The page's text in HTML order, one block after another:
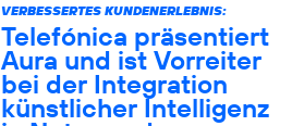
VERBESSERTES KUNDENERLEBNIS:
Telefónica präsentiert
Aura und ist Vorreiter
bei der Integration
künstlicher Intelligenz